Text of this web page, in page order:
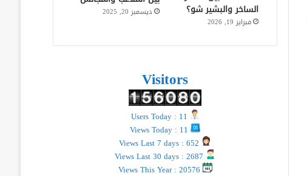
الساخر والبشير شو؟
فبراير 19, 2026
ديسمبر 20, 2025
Visitors